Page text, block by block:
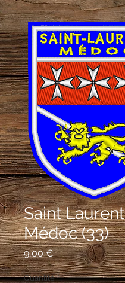
Saint Laurent
Médoc (33)
9,00 €Prix
Quantité *